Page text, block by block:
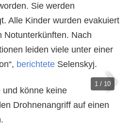
Sie werden
Alle Kinder wurden evakuiert
Notunterkünften. Nach
leiden viele unter einer
berichtete Selenskyj.
1 / 10
und könne keine
Drohnenangriff auf einen